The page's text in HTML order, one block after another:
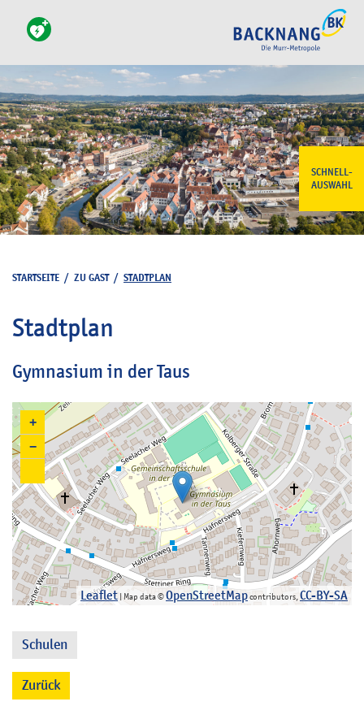
SCHNELL-
AUSWAHL
STARTSEITE / ZU GAST/ STADTPLAN
Stadtplan
Gymnasium in der Taus
+
−
Leaflet | Map data ©OpenStreetMapcontributors, CC-BY-SA
Schulen
Zurück